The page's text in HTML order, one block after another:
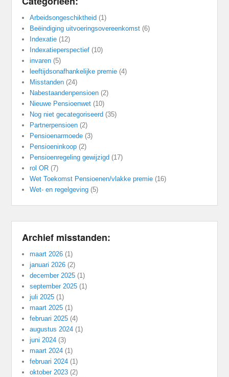
Arbeidsongeschiktheid (1)
Beëindiging uitvoeringsovereenkomst (6)
Indexatie (12)
Indexatieperspectief (10)
invaren (5)
leeftijdsonafhankelijke premie (4)
Misstanden (24)
Nabestaandenpensioen (2)
Nieuwe Pensioenwet (10)
Nog niet gecategoriseerd (35)
Partnerpensioen (2)
Pensioenarmoede (3)
Pensioeninkoop (2)
Pensioenregeling gewijzigd (17)
rol OR (7)
Wet Toekomst Pensioenen/vlakke premie (16)
Wet- en regelgeving (5)
Archief misstanden:
maart 2026 (1)
januari 2026 (2)
december 2025 (1)
september 2025 (1)
juli 2025 (1)
maart 2025 (1)
februari 2025 (4)
augustus 2024 (1)
juni 2024 (3)
maart 2024 (1)
februari 2024 (1)
oktober 2023 (2)